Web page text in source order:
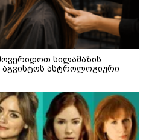
სილამაზის
ასტროლოგიური